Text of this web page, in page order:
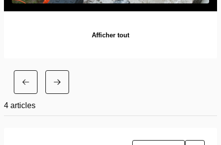
Afficher tout
4 articles